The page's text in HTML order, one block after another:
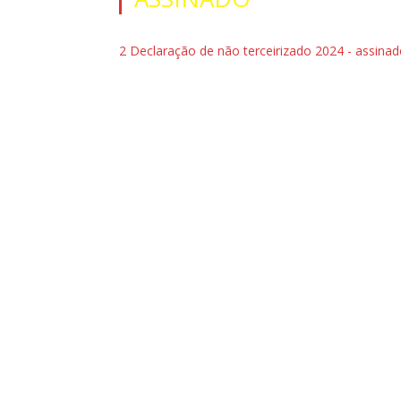
2 Declaração de não terceirizado 2024 -